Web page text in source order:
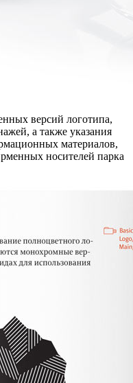
версий логотипа,
а также указания
материалов,
носителей парка